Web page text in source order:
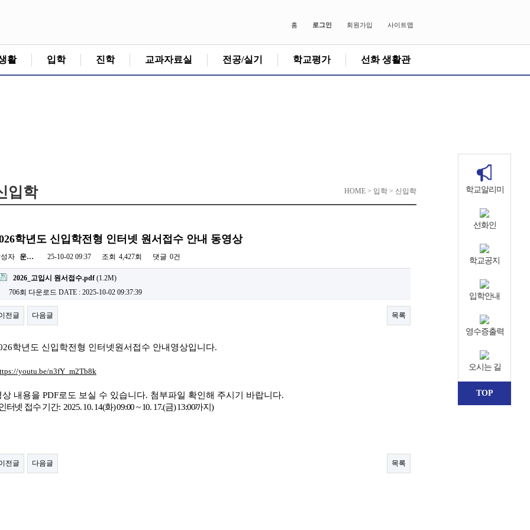
홈 로그인 회원가입 사이트맵
활 입학 진학 교과자료실 전공/실기 학교평가 선화 생활관
입학 HOME > 입학 > 신입학
학년도 신입학전형 인터넷 원서접수 안내 동영상
자 운… 25-10-02 09:37 조회 4,427회 댓글 0건
2026_고입시 원서접수.pdf(1.2M)
706회 다운로드 DATE : 2025-10-02 09:37:39
전글 다음글 목록
학년도 신입학전형 인터넷원서접수 안내영상입니다.
youtu.be/n3fY_m2Tb8k
상 내용을 PDF로도 보실 수 있습니다. 첨부파일 확인해 주시기 바랍니다.
터넷 접수 기간: 2025. 10. 14(화) 09:00 ~ 10. 17.(금) 13:00까지)
전글 다음글 목록
학교알리미
선화인
학교공지
입학안내
영수증출력
오시는 길
TOP